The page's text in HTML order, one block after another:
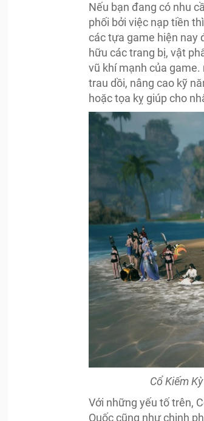
Nếu bạn đang có nhu
phối bởi việc nạp tiền
các tựa game hiện nay
hữu các trang bị, vật
vũ khí mạnh của
trau dồi, nâng cao kỹ
hoặc tọa kỵ giúp cho
Cổ Kiếm
Với những yếu tố trên,
Quốc cũng như chinh